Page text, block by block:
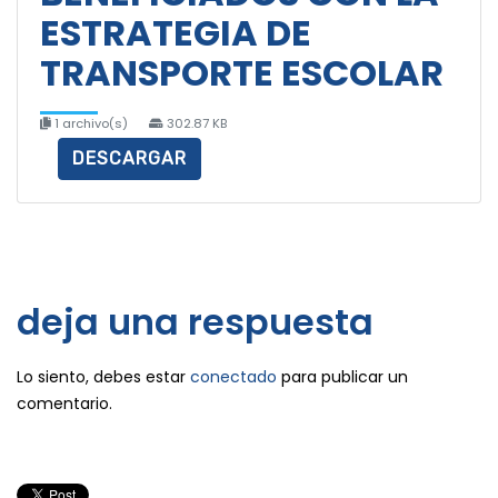
ESTRATEGIA DE
TRANSPORTE ESCOLAR
1 archivo(s) 302.87 KB
DESCARGAR
deja una respuesta
Lo siento, debes estar conectado para publicar un
comentario.